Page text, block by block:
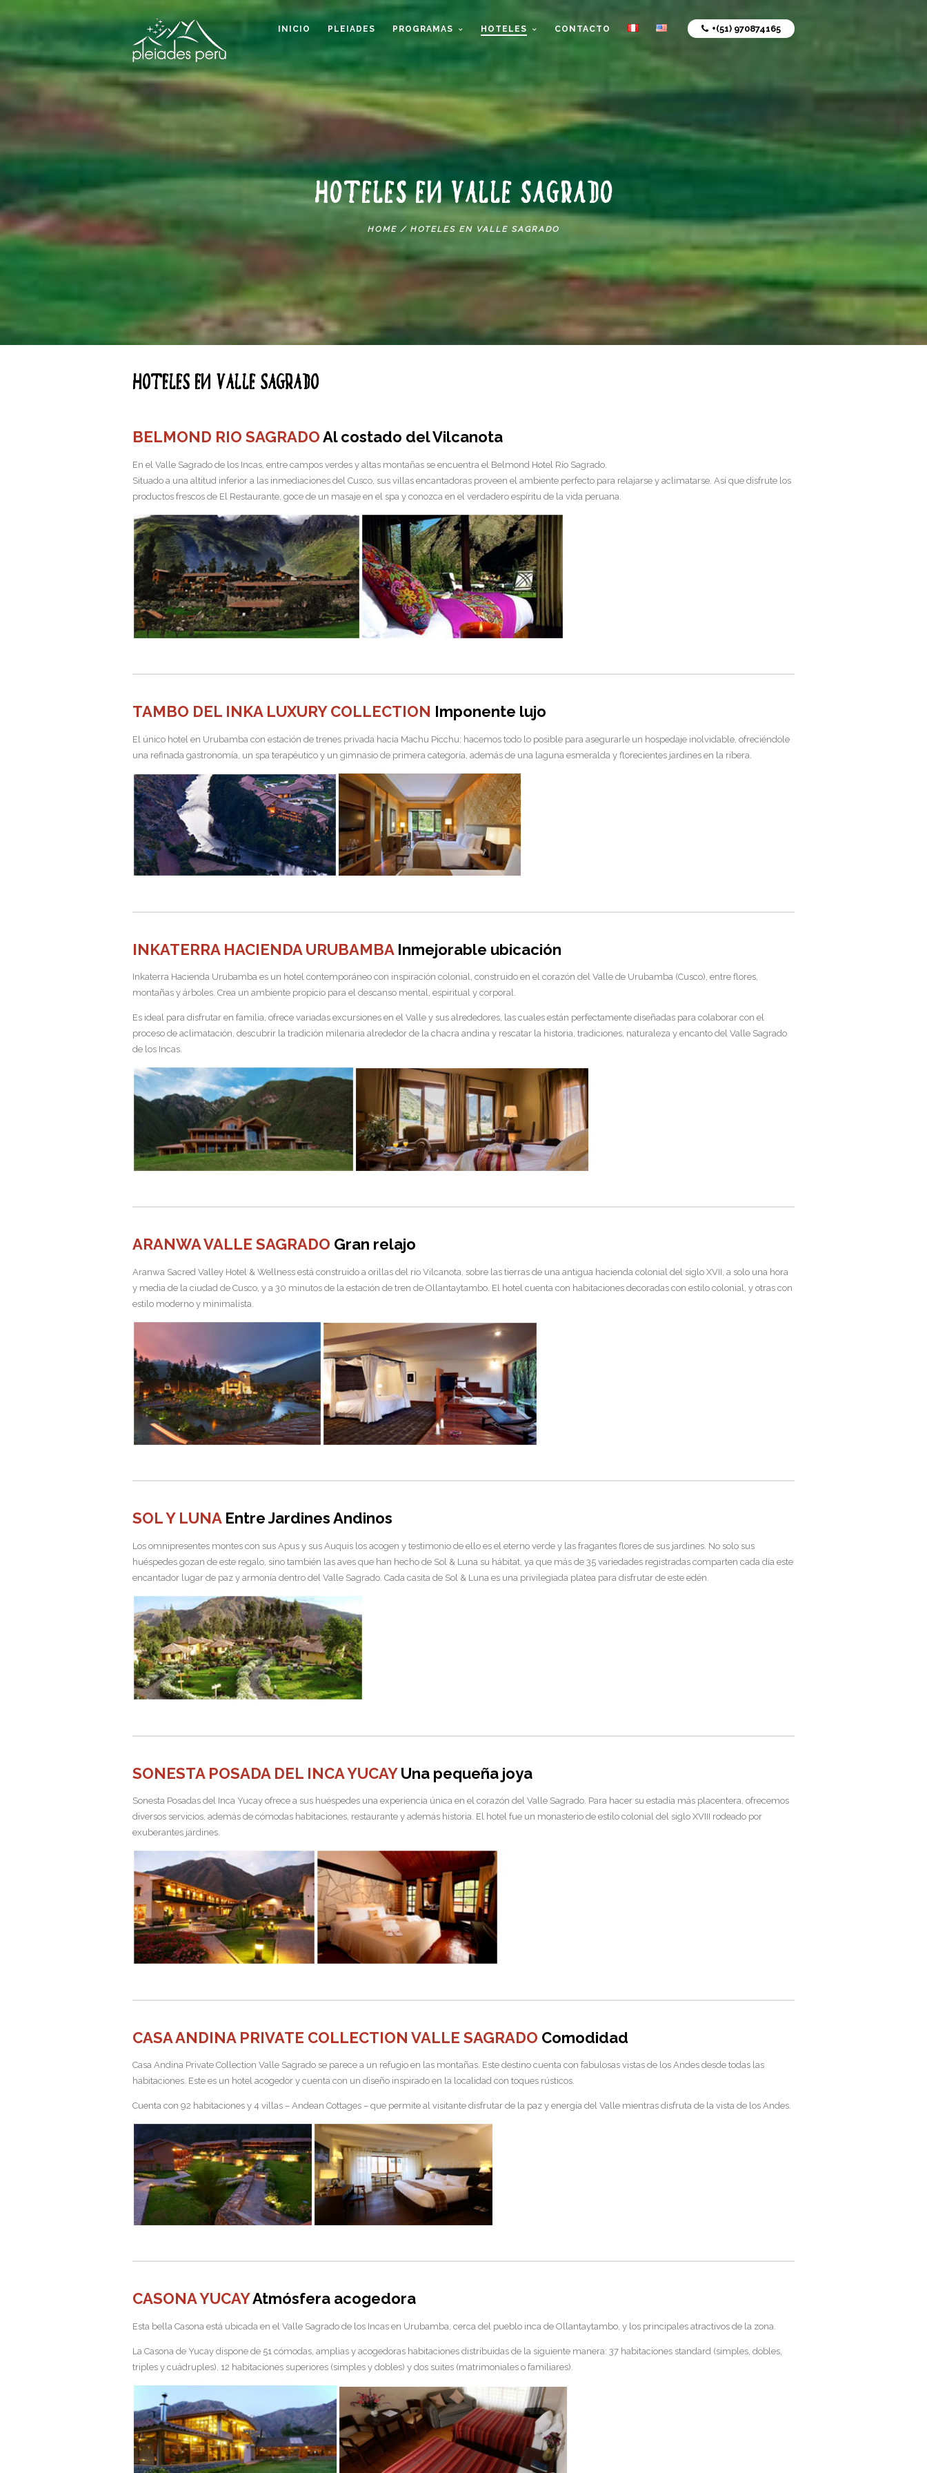
+(51) 970874165
INICIO PLEIADES PROGRAMAS HOTELES CONTACTO
HOTELES EN VALLE SAGRADO
HOME / HOTELES EN VALLE SAGRADO
Hoteles en Valle Sagrado
BELMOND RIO SAGRADOAl costado del Vilcanota
En el Valle Sagrado de los Incas, entre campos verdes y altas montañas se encuentra el Belmond Hotel Río Sagrado.
Situado a una altitud inferior a las inmediaciones del Cusco, sus villas encantadoras proveen el ambiente perfecto para relajarse y aclimatarse. Así que disfrute los
productos frescos de El Restaurante, goce de un masaje en el spa y conozca en el verdadero espíritu de la vida peruana.
TAMBO DEL INKA LUXURY COLLECTION Imponente lujo
El único hotel en Urubamba con estación de trenes privada hacia Machu Picchu; hacemos todo lo posible para asegurarle un hospedaje inolvidable, ofreciéndole
una refinada gastronomía, un spa terapéutico y un gimnasio de primera categoría, además de una laguna esmeralda y florecientes jardines en la ribera.
INKATERRA HACIENDA URUBAMBAInmejorable ubicación
Inkaterra Hacienda Urubamba es un hotel contemporáneo con inspiración colonial, construido en el corazón del Valle de Urubamba (Cusco), entre flores,
montañas y árboles. Crea un ambiente propicio para el descanso mental, espiritual y corporal.
Es ideal para disfrutar en familia, ofrece variadas excursiones en el Valle y sus alrededores, las cuales están perfectamente diseñadas para colaborar con el
proceso de aclimatación, descubrir la tradición milenaria alrededor de la chacra andina y rescatar la historia, tradiciones, naturaleza y encanto del Valle Sagrado
de los Incas.
ARANWA VALLE SAGRADO Gran relajo
Aranwa Sacred Valley Hotel & Wellness está construido a orillas del río Vilcanota, sobre las tierras de una antigua hacienda colonial del siglo XVII, a solo una hora
y media de la ciudad de Cusco, y a 30 minutos de la estación de tren de Ollantaytambo. El hotel cuenta con habitaciones decoradas con estilo colonial, y otras con
estilo moderno y minimalista.
SOL Y LUNAEntre Jardines Andinos
Los omnipresentes montes con sus Apus y sus Auquis los acogen y testimonio de ello es el eterno verde y las fragantes flores de sus jardines. No solo sus
huéspedes gozan de este regalo, sino también las aves que han hecho de Sol & Luna su hábitat, ya que más de 35 variedades registradas comparten cada día este
encantador lugar de paz y armonía dentro del Valle Sagrado. Cada casita de Sol & Luna es una privilegiada platea para disfrutar de este edén.
SONESTA POSADA DEL INCA YUCAYUna pequeña joya
Sonesta Posadas del Inca Yucay ofrece a sus huéspedes una experiencia única en el corazón del Valle Sagrado. Para hacer su estadía más placentera, ofrecemos
diversos servicios, además de cómodas habitaciones, restaurante y además historia. El hotel fue un monasterio de estilo colonial del siglo XVIII rodeado por
exuberantes jardines.
CASA ANDINA PRIVATE COLLECTION VALLE SAGRADO Comodidad
Casa Andina Private Collection Valle Sagrado se parece a un refugio en las montañas. Este destino cuenta con fabulosas vistas de los Andes desde todas las
habitaciones. Este es un hotel acogedor y cuenta con un diseño inspirado en la localidad con toques rústicos.
Cuenta con 92 habitaciones y 4 villas – Andean Cottages – que permite al visitante disfrutar de la paz y energía del Valle mientras disfruta de la vista de los Andes.
CASONA YUCAYAtmósfera acogedora
Esta bella Casona está ubicada en el Valle Sagrado de los Incas en Urubamba, cerca del pueblo inca de Ollantaytambo, y los principales atractivos de la zona.
La Casona de Yucay dispone de 51 cómodas, amplias y acogedoras habitaciones distribuidas de la siguiente manera: 37 habitaciones standard (simples, dobles,
triples y cuádruples), 12 habitaciones superiores (simples y dobles) y dos suites (matrimoniales o familiares).